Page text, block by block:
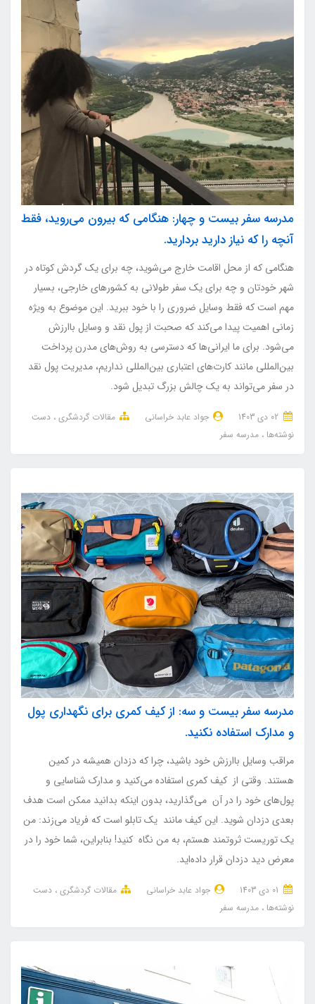
مدرسه سفر بیست و چهار: هنگامی که بیرون می‌روید، فقط
آنچه را که نیاز دارید بردارید.
هنگامی که از محل اقامت خارج می‌شوید، چه برای یک گردش کوتاه در
شهر خودتان و چه برای یک سفر طولانی به کشورهای خارجی، بسیار
مهم است که فقط وسایل ضروری را با خود ببرید. این موضوع به ویژه
زمانی اهمیت پیدا می‌کند که صحبت از پول نقد و وسایل باارزش
می‌شود. برای ما ایرانی‌ها که دسترسی به روش‌های مدرن پرداخت
بین‌المللی مانند کارت‌های اعتباری بین‌المللی نداریم، مدیریت پول نقد
در سفر می‌تواند به یک چالش بزرگ تبدیل شود.
جواد عابد خراسانی مقالات گردشگری دست
نوشته‌ها
مدرسه سفر
مدرسه سفر بیست و سه: از کیف کمری برای نگهداری پول
و مدارک استفاده نکنید.
مراقب وسایل باارزش خود باشید، چرا که دزدان همیشه در کمین
هستند. وقتی از کیف کمری استفاده می‌کنید و مدارک شناسایی و
پول‌های خود را در آن می‌گذارید، بدون اینکه بدانید ممکن است هدف
بعدی دزدان شوید. این کیف مانند یک تابلو است که فریاد می‌زند: من
یک توریست ثروتمند هستم، به من نگاه کنید! بنابراین، شما خود را در
معرض دید دزدان قرار داده‌اید.
جواد عابد خراسانی مقالات گردشگری دست
نوشته‌ها
مدرسه سفر